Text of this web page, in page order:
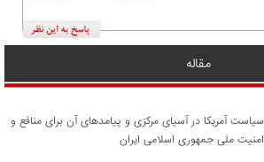
مقاله
سیاست آمریکا در آسیای مرکزی و پیامدهای آن برای منافع و
امنیت ملی جمهوری اسلامی ایران